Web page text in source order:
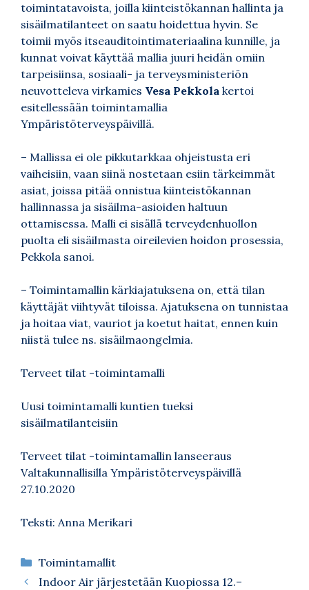
toimintatavoista, joilla kiinteistökannan hallinta ja
sisäilmatilanteet on saatu hoidettua hyvin. Se
toimii myös itseauditointimateriaalina kunnille, ja
kunnat voivat käyttää mallia juuri heidän omiin
tarpeisiinsa, sosiaali- ja terveysministeriön
neuvotteleva virkamies Vesa Pekkola kertoi
esitellessään toimintamallia
Ympäristöterveyspäivillä.
– Mallissa ei ole pikkutarkkaa ohjeistusta eri
vaiheisiin, vaan siinä nostetaan esiin tärkeimmät
asiat, joissa pitää onnistua kiinteistökannan
hallinnassa ja sisäilma-asioiden haltuun
ottamisessa. Malli ei sisällä terveydenhuollon
puolta eli sisäilmasta oireilevien hoidon prosessia,
Pekkola sanoi.
– Toimintamallin kärkiajatuksena on, että tilan
käyttäjät viihtyvät tiloissa. Ajatuksena on tunnistaa
ja hoitaa viat, vauriot ja koetut haitat, ennen kuin
niistä tulee ns. sisäilmaongelmia.
Terveet tilat -toimintamalli
Uusi toimintamalli kuntien tueksi
sisäilmatilanteisiin
Terveet tilat -toimintamallin lanseeraus
Valtakunnallisilla Ympäristöterveyspäivillä
27.10.2020
Teksti: Anna Merikari
Kategoriat
Toimintamallit
Indoor Air järjestetään Kuopiossa 12.–